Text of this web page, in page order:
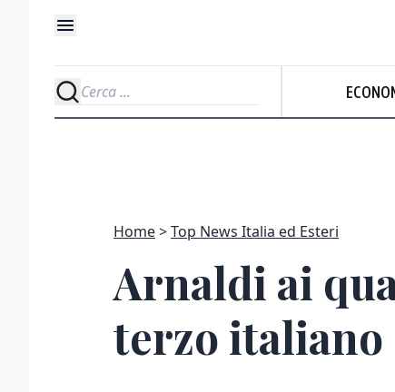
Home Top News Italia ed Esteri
Arnaldi ai
terzo italiano